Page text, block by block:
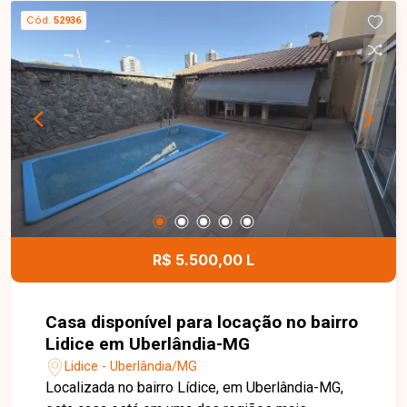
com armários, despensa, área de serviço e amplo
quintal. No pavimento superior, possui sala
ampla, 02 quartos, sendo 01 suíte, banheiro
social, cozinha espaçosa com armários, sala de
jantar e área de serviço. O imóvel ainda oferece
portão eletrônico e 02 vagas de garagem,
proporcionando segurança e comodidade aos
moradores. Esta é uma excelente oportunidade
para quem busca um imóvel amplo, funcional e
bem localizado no bairro Jaraguá. Agende uma
visita e venha conhecer todos os detalhes desta
Cód. 52936
R$ 5.500,00 L
Casa disponível para locação no bairro
Lidice em Uberlândia-MG
Lidice - Uberlândia/MG
Localizada no bairro Lídice, em Uberlândia-MG,